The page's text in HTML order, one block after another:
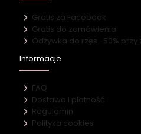
Gratis za Facebook
Gratis do zamówienia
Odżywka do rzęs -50% przy
Informacje
FAQ
Dostawa i płatność
Regulamin
Polityka cookies